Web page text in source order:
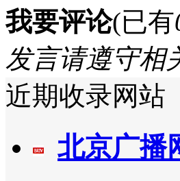
我要评论(已有
发言请遵守相
近期收录网站
北京广播